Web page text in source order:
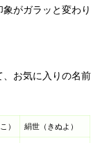
がガラッと変わり
お気に入りの名前
） 絹世（きぬよ）